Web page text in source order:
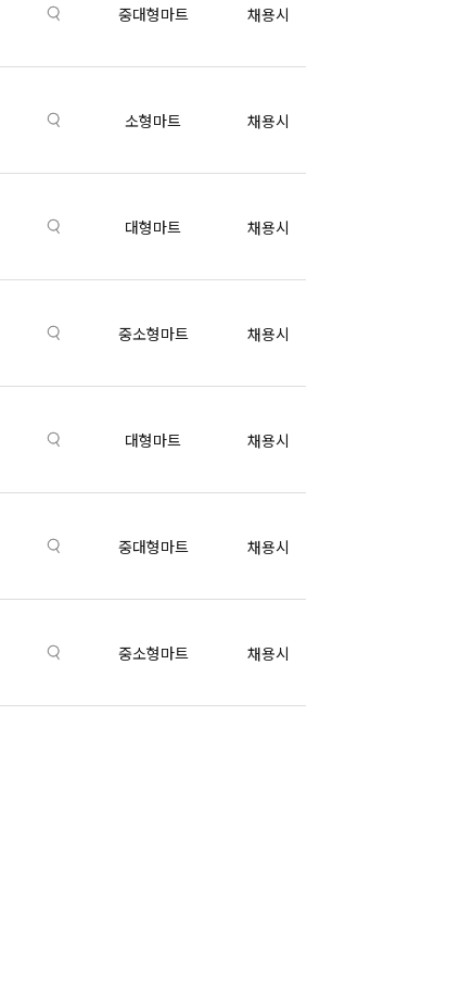
중대형마트 채용시
소형마트 채용시
대형마트 채용시
중소형마트 채용시
대형마트 채용시
중대형마트 채용시
중소형마트 채용시